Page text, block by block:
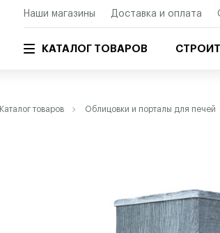
Наши магазины Доставка и оплата
КАТАЛОГ ТОВАРОВ
Каталог товаров Облицовки и порталы для печей